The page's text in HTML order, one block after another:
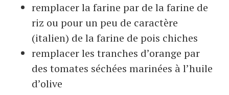
remplacer la farine par de la farine de
riz ou pour un peu de caractère
(italien) de la farine de pois chiches
remplacer les tranches d’orange par
des tomates séchées marinées à l’huile
d’olive